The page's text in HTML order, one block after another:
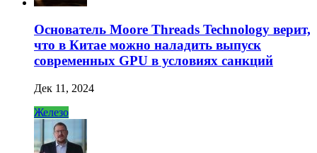
Основатель Moore Threads Technology верит,
что в Китае можно наладить выпуск
современных GPU в условиях санкций
Дек 11, 2024
Железо